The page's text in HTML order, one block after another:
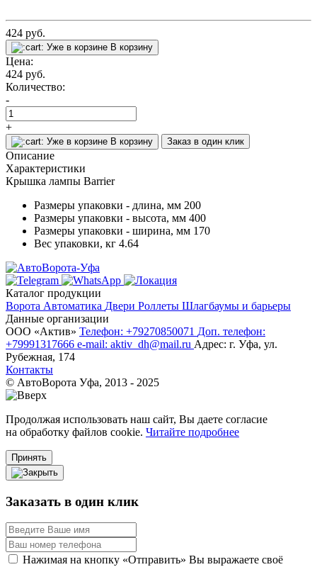
424 руб.
Уже в корзине В корзину
Цена:
424 руб.
Количество:
-
+
Уже в корзине В корзину Заказ в один клик
Описание
Характеристики
Крышка лампы Barrier
Размеры упаковки - длина, мм 200
Размеры упаковки - высота, мм 400
Размеры упаковки - ширина, мм 170
Вес упаковки, кг 4.64
Каталог продукции
Ворота Автоматика Двери Роллеты Шлагбаумы и барьеры
Данные организации
ООО «‎Актив»‎ Телефон: +79270850071 Доп. телефон:
+79991317666 e-mail: aktiv_dh@mail.ru Адрес: г. Уфа, ул.
Рубежная, 174
Контакты
© АвтоВорота Уфа, 2013 - 2025
Продолжая использовать наш сайт, Вы даете согласие
на обработку файлов cookie. Читайте подробнее
Принять
Заказать в один клик
Нажимая на кнопку «Отправить» Вы выражаете своё